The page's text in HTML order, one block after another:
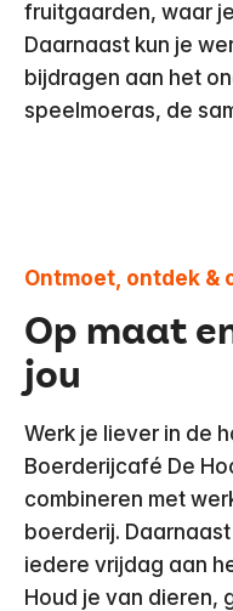
fruitgaarden, waar
Daarnaast kun je
bijdragen aan het
speelmoeras, de
Ontmoet, ontdek &
Op maat
jou
Werk je liever in de
Boerderijcafé De
combineren met
boerderij.
iedere vrijdag aan
Houd je van dieren,